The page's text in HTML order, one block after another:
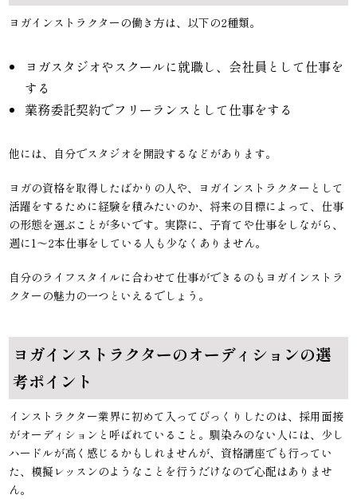
ヨガインストラクターの働き方は、以下の2種類。
ヨガスタジオやスクールに就職し、会社員として仕事を
する
業務委託契約でフリーランスとして仕事をする
他には、自分でスタジオを開設するなどがあります。
ヨガの資格を取得したばかりの人や、ヨガインストラクターとして
活躍をするために経験を積みたいのか、将来の目標によって、仕事
の形態を選ぶことが多いです。実際に、子育てや仕事をしながら、
週に1〜2本仕事をしている人も少なくありません。
自分のライフスタイルに合わせて仕事ができるのもヨガインストラ
クターの魅力の一つといえるでしょう。
ヨガインストラクターのオーディションの選
考ポイント
インストラクター業界に初めて入ってびっくりしたのは、採用面接
がオーディションと呼ばれていること。馴染みのない人には、少し
ハードルが高く感じるかもしれませんが、資格講座でも行ってい
た、模擬レッスンのようなことを行うだけなので心配はありませ
ん。